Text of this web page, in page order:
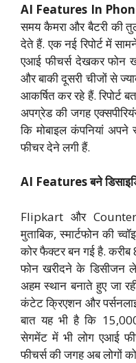
AI Features In
समय कैमरा और बैटरी की
देते हैं. एक नई रिपोर्ट में
एआई फीचर्स देखकर फोन
और बाकी दूसरी चीजों से
आकर्षित कर रहे हैं. रिपोर्ट
अपग्रेड की जगह
कि मोबाइल कंपनियां
फीचर देने लगी हैं.
AI Features बने
Flipkart और
मुताबिक, स्मार्टफोन की
कोर फैक्टर बन गई है.
फोन खरीदने के डिसीजन ले
अहम स्थान बनाते हुए जा
कंटेट क्रिएशन और
बात यह भी है कि
सेगमेंट में भी लोग एआई
फीचर्स की जगह अब लोगों